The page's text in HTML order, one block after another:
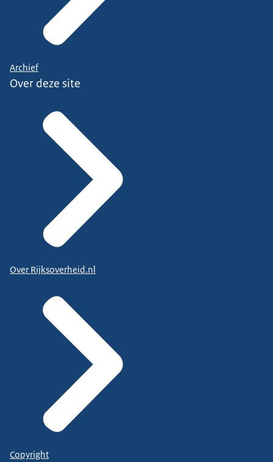
Archief
Over deze site
Over Rijksoverheid.nl
Copyright